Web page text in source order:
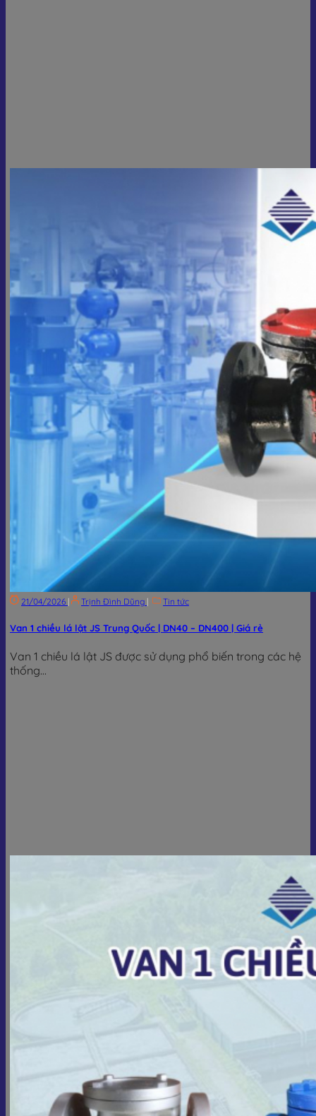
21/04/2026 | Trịnh Đình Dũng | Tin tức
Van 1 chiều lá lật JS Trung Quốc | DN40 – DN400 | Giá rẻ
Van 1 chiều lá lật JS được sử dụng phổ biến trong các hệ
thống...